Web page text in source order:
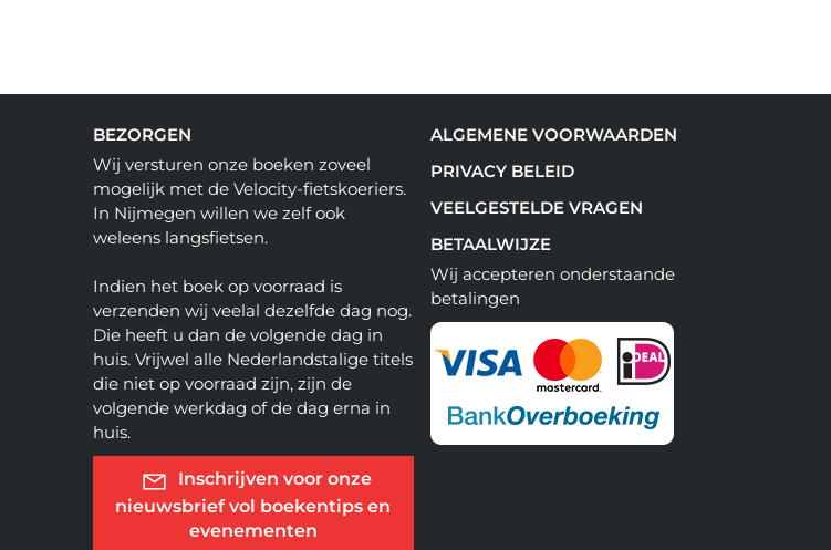
BEZORGEN
Wij versturen onze boeken zoveel
mogelijk met de Velocity-fietskoeriers.
In Nijmegen willen we zelf ook
weleens langsfietsen.
Indien het boek op voorraad is
verzenden wij veelal dezelfde dag nog.
Die heeft u dan de volgende dag in
huis. Vrijwel alle Nederlandstalige titels
die niet op voorraad zijn, zijn de
volgende werkdag of de dag erna in
huis.
Inschrijven voor onze
nieuwsbrief vol boekentips en
evenementen
ALGEMENE VOORWAARDEN
PRIVACY BELEID
VEELGESTELDE VRAGEN
BETAALWIJZE
Wij accepteren onderstaande
betalingen